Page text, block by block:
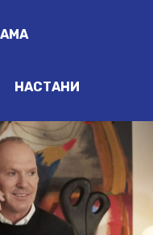
НАСТАНИ